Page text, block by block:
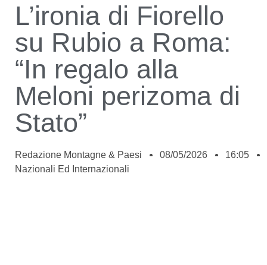
L’ironia di Fiorello
su Rubio a Roma:
“In regalo alla
Meloni perizoma di
Stato”
Redazione Montagne & Paesi 08/05/2026
16:05
Nazionali Ed Internazionali